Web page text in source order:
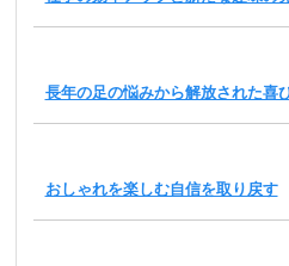
長年の足の悩みから解放された喜
おしゃれを楽しむ自信を取り戻す